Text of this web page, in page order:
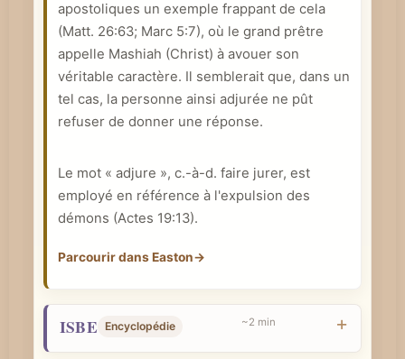
i
q
u
e
apostoliques un exemple frappant de cela
(Matt. 26:63; Marc 5:7), où le grand prêtre
appelle Mashiah (Christ) à avouer son
véritable caractère. Il semblerait que, dans un
tel cas, la personne ainsi adjurée ne pût
refuser de donner une réponse.
Le mot « adjure », c.-à-d. faire jurer, est
employé en référence à l'expulsion des
démons (Actes 19:13).
Parcourir dans Easton→
ISBE Encyclopédie ~2 min